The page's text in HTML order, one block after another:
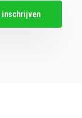
inschrijven